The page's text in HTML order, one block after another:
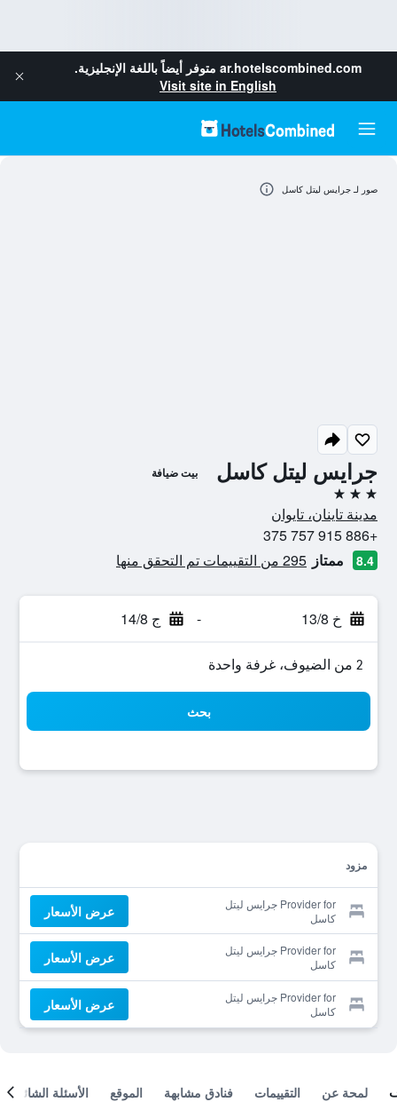
ar.hotelscombined.com متوفر أيضاً باللغة الإنجليزية.
Visit site in English
جرايس ليتل كاسل بيت ضيافة
3 نجوم
مدينة تاينان، تايوان
+886 915 757 375
8.4 ممتاز 295 من التقييمات تم التحقق منها
خ 13/8 - ج 14/8
2 من الضيوف، غرفة واحدة
بحث
مزود
Provider for جرايس ليتل
كاسل
عرض الأسعار
Provider for جرايس ليتل
كاسل
عرض الأسعار
Provider for جرايس ليتل
كاسل
عرض الأسعار
صور لـ جرايس ليتل كاسل
لمحة عن التقييمات فنادق مشابهة الموقع الأسئلة الشائعة